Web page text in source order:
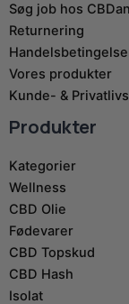
Søg job hos
Returnering
Vores produkter
Kunde- &
Produkter
Kategorier
Wellness
CBD Olie
Fødevarer
CBD Topskud
CBD Hash
Isolat